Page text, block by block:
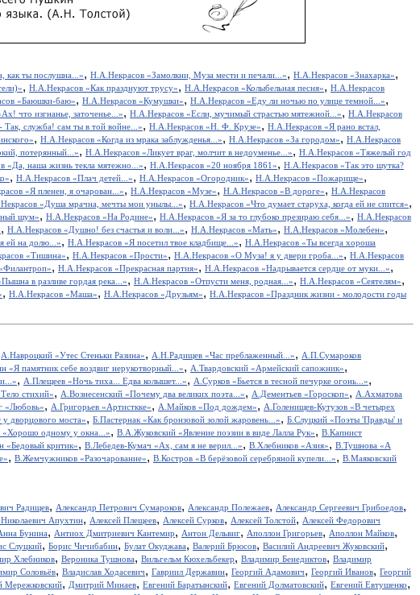
как ты послушна...», Н.А.Некрасов «Замолкни, Муза мести и печали...», Н.А.Некрасов «Знахарка»,
, Н.А.Некрасов «Как празднуют трусу», Н.А.Некрасов «Колыбельная песня», Н.А.Некрасов
«Баюшки-баю», Н.А.Некрасов «Кумушки», Н.А.Некрасов «Еду ли ночью по улице темной...»,
что изгнанье, заточенье...», Н.А.Некрасов «Если, мучимый страстью мятежной...», Н.А.Некрасов
служба! сам ты в той войне...», Н.А.Некрасов «Н. Ф. Крузе», Н.А.Некрасов «Я рано встал,
, Н.А.Некрасов «Когда из мрака заблужденья...», Н.А.Некрасов «За городом», Н.А.Некрасов
потерянный...», Н.А.Некрасов «Ликует враг, молчит в недоуменье...», Н.А.Некрасов «Тяжелый год
«Да, наша жизнь текла мятежно...», Н.А.Некрасов «20 ноября 1861», Н.А.Некрасов «Так это шутка?
, Н.А.Некрасов «Плач детей...», Н.А.Некрасов «Огородник», Н.А.Некрасов «Пожарище»,
«Я пленен, я очарован...», Н.А.Некрасов «Музе», Н.А.Некрасов «В дороге», Н.А.Некрасов
«Душа мрачна, мечты мои унылы...», Н.А.Некрасов «Что думает старуха, когда ей не спится»,
шум», Н.А.Некрасов «На Родине», Н.А.Некрасов «Я за то глубоко презираю себя...», Н.А.Некрасов
, Н.А.Некрасов «Душно! без счастья и воли...», Н.А.Некрасов «Мать», Н.А.Некрасов «Молебен»,
ей на долю...», Н.А.Некрасов «Я посетил твое кладбище...», Н.А.Некрасов «Ты всегда хороша
«Тишина», Н.А.Некрасов «Прости», Н.А.Некрасов «О Муза! я у двери гроба...», Н.А.Некрасов
, Н.А.Некрасов «Прекрасная партия», Н.А.Некрасов «Надрывается сердце от муки...»,
в разливе гордая река...», Н.А.Некрасов «Отпусти меня, родная...», Н.А.Некрасов «Сеятелям»,
, Н.А.Некрасов «Маша», Н.А.Некрасов «Друзьям», Н.А.Некрасов «Праздник жизни - молодости годы
А.Навроцкий «Утес Cтеньки Разина», А.Н.Радищев «Час преблаженный...», А.П.Сумароков
«Я памятник себе воздвиг нерукотворный...», А.Твардовский «Армейский сапожник»,
, А.Плещеев «Ночь тиха... Едва колышет...», А.Сурков «Бьется в тесной печурке огонь...»,
стихий», А.Вознесенский «Почему два великих поэта...», А.Дементьев «Гороскоп», А.Ахматова
«Любовь», А.Григорьев «Артисткке», А.Майков «Под дождем», А.Голенищев-Кутузов «В четырех
дворцового моста», Б.Пастернак «Как бронзовой золой жаровень...», Б.Слуцкий «Поэты 'Правды' и
«Хорошо одному у окна...», В.А.Жуковский «Явление поэзии в виде Лалла Рук», В.Капнист
«Бедовый критик», В.Лебедев-Кумач «Ах, сам я не верил...», В.Хлебников «Азия», В.Тушнова «А
, В.Жемчужников «Разочарование», В.Костров «В берёзовой серебряной купели...», В.Маяковский
Радищев, Александр Петрович Сумароков, Александр Полежаев, Александр Сергеевич Грибоедов,
Николаевич Апухтин, Алексей Плещеев, Алексей Сурков, Алексей Толстой, Алексей Федорович
Бунина, Антиох Дмитриевич Кантемир, Антон Дельвиг, Аполлон Григорьев, Аполлон Майков,
Слуцкий, Борис Чичибабин, Булат Окуджава, Валерий Брюсов, Василий Андреевич Жуковский,
Хлебников, Вероника Тушнова, Вильгельм Кюхельбекер, Владимир Бенедиктов, Владимир
Соловьёв, Владислав Ходасевич, Гавриил Державин, Георгий Адамович, Георгий Иванов, Георгий
Мережковский, Дмитрий Минаев, Евгений Баратынский, Евгений Долматовский, Евгений Евтушенко,